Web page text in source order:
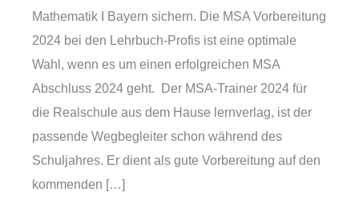
Mathematik I Bayern sichern. Die MSA Vorbereitung
2024 bei den Lehrbuch-Profis ist eine optimale
Wahl, wenn es um einen erfolgreichen MSA
Abschluss 2024 geht. Der MSA-Trainer 2024 für
die Realschule aus dem Hause lernverlag, ist der
passende Wegbegleiter schon während des
Schuljahres. Er dient als gute Vorbereitung auf den
kommenden […]